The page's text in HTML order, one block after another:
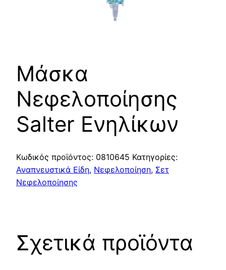
Μάσκα
Νεφελοποίησης
Salter Ενηλίκων
Κωδικός προϊόντος: 0810645 Κατηγορίες:
Αναπνευστικά Είδη, Νεφελοποίηση, Σετ
Νεφελοποίησης
Σχετικά προϊόντα